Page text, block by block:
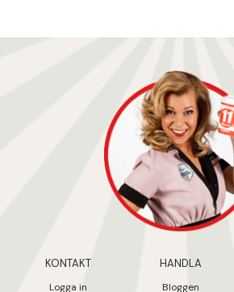
KONTAKT
Logga in
HANDLA
Bloggen